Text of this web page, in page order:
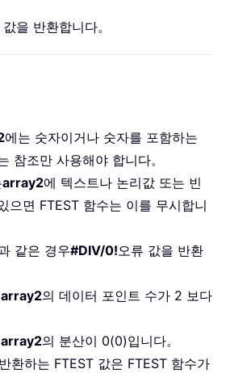
을 반환합니다。
에는 숫자이거나 숫자를 포함하는
참조만 사용해야 합니다。
array2에 텍스트나 논리값 또는 빈
으면 FTEST 함수는 이를 무시합니
같은 경우#DIV/0!오류 값을 반환
array2의 데이터 포인트 수가 2 보다
array2의 분산이 0(0)입니다。
환하는 FTEST 값은 FTEST 함수가